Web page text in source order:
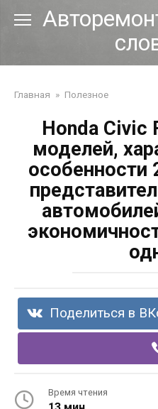
Главная » Полезное
Honda Civic
моделей,
особенности
Поделиться в
Время чтения